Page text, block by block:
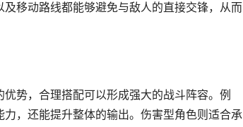
移动路线都能够避免与敌人的直接交锋，从而
势，合理搭配可以形成强大的战斗阵容。例
，还能提升整体的输出。伤害型角色则适合承